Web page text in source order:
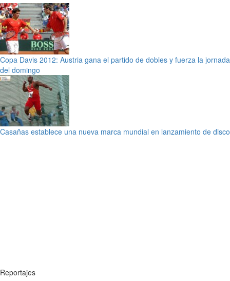
Copa Davis 2012: Austria gana el partido de dobles y fuerza la jornada
del domingo
Casañas establece una nueva marca mundial en lanzamiento de disco
Reportajes